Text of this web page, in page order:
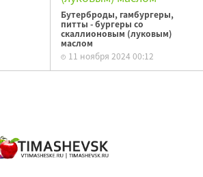
Бутерброды, гамбургеры,
питты - бургеры со
скаллионовым (луковым)
маслом
11 ноября 2024 00:12